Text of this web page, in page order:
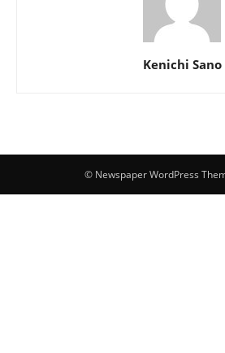
Kenichi Sano
© Newspaper WordPress